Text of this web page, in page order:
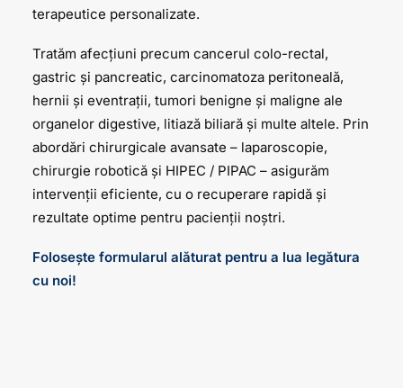
terapeutice personalizate.
Tratăm afecțiuni precum cancerul colo-rectal,
gastric și pancreatic, carcinomatoza peritoneală,
hernii și eventrații, tumori benigne și maligne ale
organelor digestive, litiază biliară și multe altele. Prin
abordări chirurgicale avansate – laparoscopie,
chirurgie robotică și HIPEC / PIPAC – asigurăm
intervenții eficiente, cu o recuperare rapidă și
rezultate optime pentru pacienții noștri.
Folosește formularul alăturat pentru a lua legătura
cu noi!